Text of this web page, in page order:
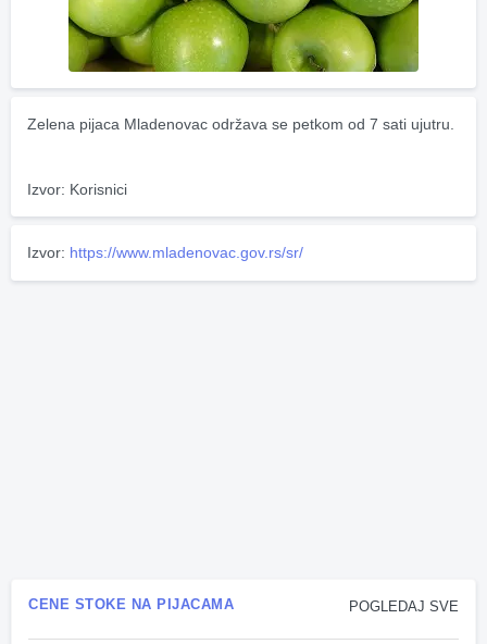
Zelena pijaca Mladenovac održava se petkom od 7 sati ujutru.
Izvor: Korisnici
Izvor: https://www.mladenovac.gov.rs/sr/
POGLEDAJ SVE
CENE STOKE NA PIJACAMA